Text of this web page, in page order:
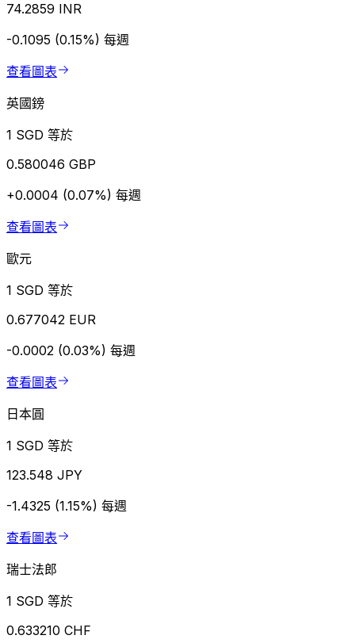
74.2859 INR
-0.1095 (0.15%) 每週
查看圖表
英國鎊
1 SGD 等於
0.580046 GBP
+0.0004 (0.07%) 每週
查看圖表
歐元
1 SGD 等於
0.677042 EUR
-0.0002 (0.03%) 每週
查看圖表
日本圓
1 SGD 等於
123.548 JPY
-1.4325 (1.15%) 每週
查看圖表
瑞士法郎
1 SGD 等於
0.633210 CHF